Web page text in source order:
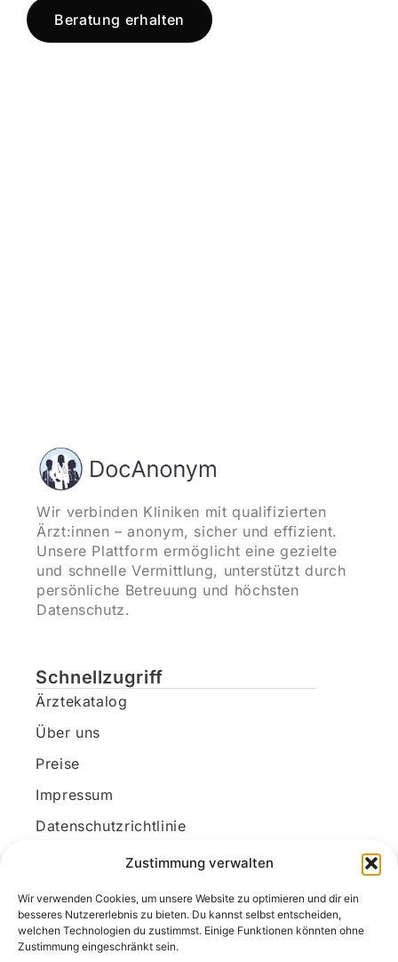
Zustimmung verwalten
Wir verwenden Cookies, um unsere Website zu optimieren und dir ein
besseres Nutzererlebnis zu bieten. Du kannst selbst entscheiden,
welchen Technologien du zustimmst. Einige Funktionen könnten ohne
Zustimmung eingeschränkt sein.
Beratung erhalten
Wir verbinden Kliniken mit qualifizierten
Ärzt:innen – anonym, sicher und effizient.
Unsere Plattform ermöglicht eine gezielte
und schnelle Vermittlung, unterstützt durch
persönliche Betreuung und höchsten
Datenschutz.
Schnellzugriff
Ärztekatalog
Über uns
Preise
Impressum
Datenschutzrichtlinie
Kundenkonto
Unsere Kontaktdaten
E-Mail: kontakt@docanonym.com